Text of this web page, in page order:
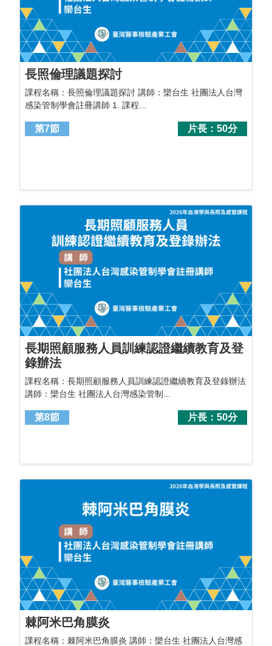
長照倫理議題探討
課程名稱：長照倫理議題探討 講師：欒台生 社團法人台灣
感染管制學會註冊講師 1. 課程...
第7節 片長：50分
長期照顧服務人員訓練認證繼續教育及登
錄辦法
課程名稱：長期照顧服務人員訓練認證繼續教育及登錄辦法
講師：欒台生 社團法人台灣感染管制...
第8節 片長：50分
棘阿米巴角膜炎
課程名稱：棘阿米巴角膜炎 講師：欒台生 社團法人台灣感